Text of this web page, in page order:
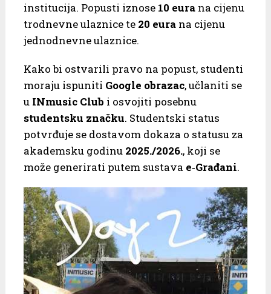
institucija. Popusti iznose 10 eurana cijenu
trodnevne ulaznice te 20 eurana cijenu
jednodnevne ulaznice.
Kako bi ostvarili pravo na popust, studenti
moraju ispuniti Google obrazac, učlaniti se
u INmusic Club i osvojiti posebnu
studentsku značku. Studentski status
potvrđuje se dostavom dokaza o statusu za
akademsku godinu 2025./2026., koji se
može generirati putem sustava e‑Građani.